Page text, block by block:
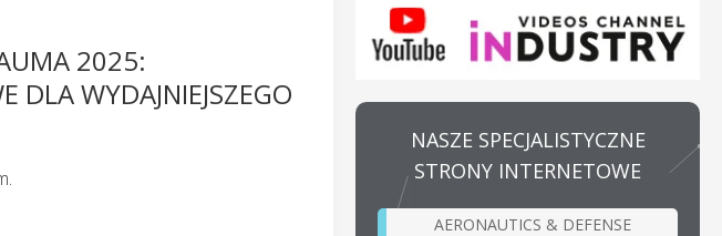
2025:
DLA WYDAJNIEJSZEGO
NASZE SPECJALISTYCZNE
STRONY INTERNETOWE
AERONAUTICS & DEFENSE